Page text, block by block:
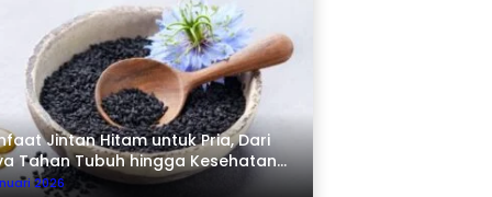
Jintan Hitam untuk Pria, Dari
Tahan Tubuh hingga Kesehatan
2026